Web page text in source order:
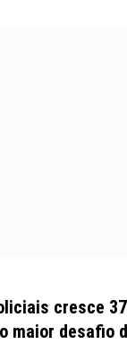
cresce
maior desafio